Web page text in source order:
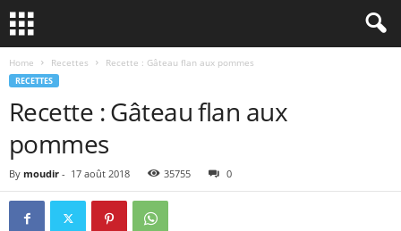
Home Recettes Recette : Gâteau flan aux pommes
RECETTES
Recette : Gâteau flan aux
pommes
By moudir - 17 août 2018 35755 0